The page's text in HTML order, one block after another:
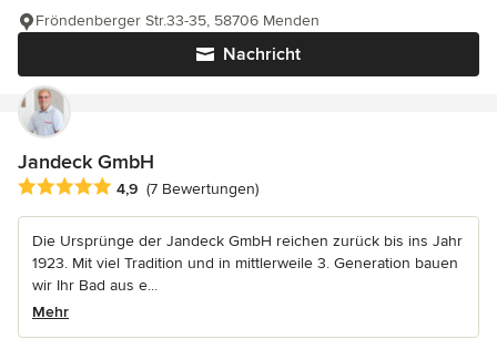
Nachricht
Fröndenberger Str.33-35, 58706 Menden
Jandeck GmbH
Durchschnittliche Bewertung: 4.9 von 5 Sternen
4,9 (7 Bewertungen)
Die Ursprünge der Jandeck GmbH reichen zurück bis ins Jahr
1923. Mit viel Tradition und in mittlerweile 3. Generation bauen
wir Ihr Bad aus e...
Mehr